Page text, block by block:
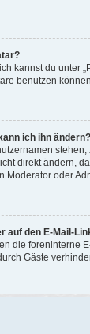
kannst du unter
benutzen
ich ihn ändern?
direkt ändern,
Moderator oder
auf den E-Mail-
die foreninterne
Gäste